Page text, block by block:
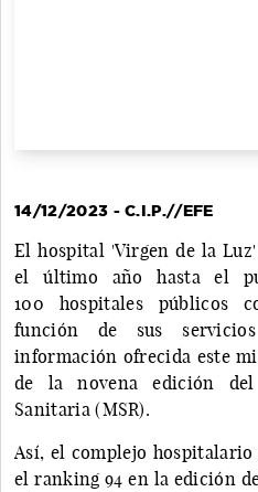
14/12/2023 - C.I.P.//EFE
El hospital 'Virgen de la
el último año hasta el
100 hospitales públicos
función de sus
información ofrecida este
de la novena edición
Sanitaria (MSR).
Así, el complejo hospitalario
el ranking 94 en la edición